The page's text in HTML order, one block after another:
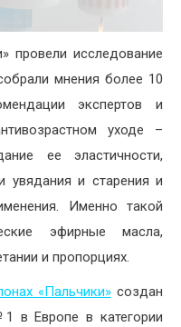
провели исследование
мнения более 10
экспертов и
уходе –
ее эластичности,
увядания и старения и
Именно такой
эфирные масла,
и пропорциях.
«Пальчики»создан
в Европе в категории